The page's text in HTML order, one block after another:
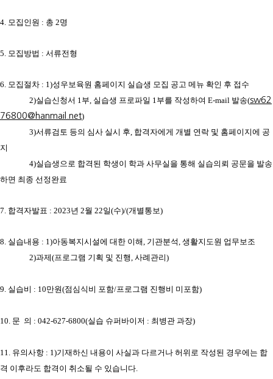
4. 모집인원 : 총 2명
5. 모집방법 : 서류전형
6. 모집절차 : 1)성우보육원 홈페이지 실습생 모집 공고 메뉴 확인 후 접수
2)실습신청서 1부, 실습생 프로파일 1부를 작성하여 E-mail 발송(sw62
76800@hanmail.net)
3)서류검토 등의 심사 실시 후, 합격자에게 개별 연락 및 홈페이지에 공
지
4)실습생으로 합격된 학생이 학과 사무실을 통해 실습의뢰 공문을 발송
하면 최종 선정완료
7. 합격자발표 : 2023년 2월 22일(수)/(개별통보)
8. 실습내용 : 1)아동복지시설에 대한 이해, 기관분석, 생활지도원 업무보조
2)과제(프로그램 기획 및 진행, 사례관리)
9. 실습비 : 10만원(점심식비 포함/프로그램 진행비 미포함)
10. 문 의 : 042-627-6800(실습 슈퍼바이저 : 최병관 과장)
11. 유의사항 : 1)기재하신 내용이 사실과 다르거나 허위로 작성된 경우에는 합
격 이후라도 합격이 취소될 수 있습니다.